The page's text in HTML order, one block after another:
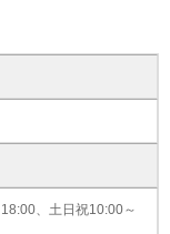
、土日祝10:00～